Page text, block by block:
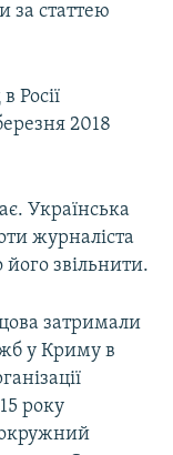
за статтею
Росії
2018
Українська
журналіста
звільнити.
затримали
у Криму в
року